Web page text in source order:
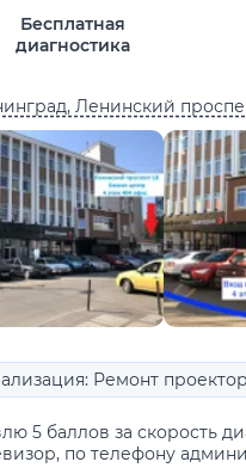
Бесплатная
диагностика
Ленинский
Ремонт
5 баллов за скорость
по телефону